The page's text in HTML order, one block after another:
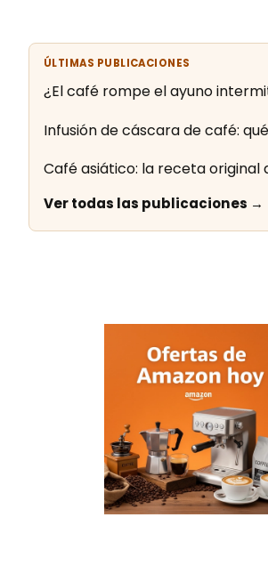
ÚLTIMAS PUBLICACIONES
Ver todas las publicaciones →